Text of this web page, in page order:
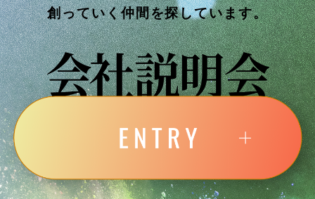
創っていく仲間を探しています。